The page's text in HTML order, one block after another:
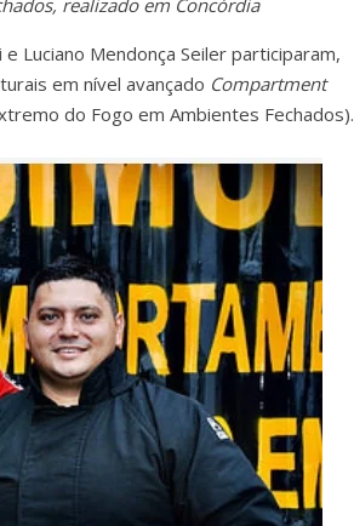
realizado em Concórdia
Luciano Mendonça Seiler participaram,
em nível avançado Compartment
do Fogo em Ambientes Fechados).